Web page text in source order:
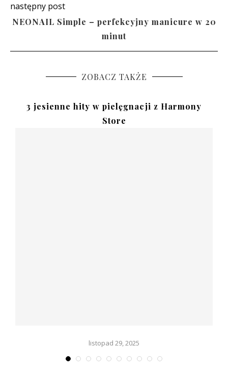
następny post
NEONAIL Simple – perfekcyjny manicure w 20
minut
ZOBACZ TAKŻE
3 jesienne hity w pielęgnacji z Harmony
Store
listopad 29, 2025